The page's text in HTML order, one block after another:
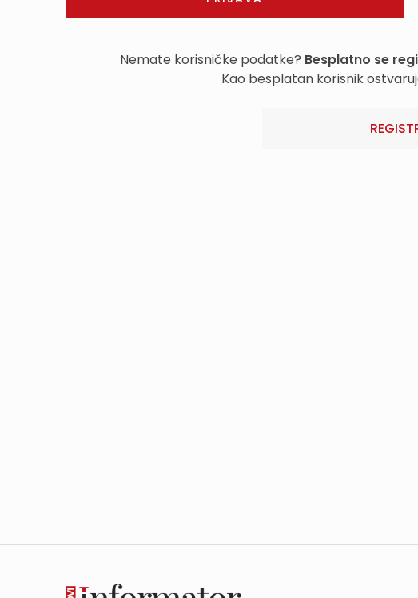
Nemate korisničke podatke? Besplatno se
Kao besplatan korisnik